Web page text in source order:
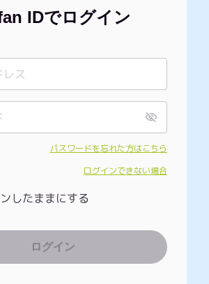
IDでログイン
パスワードを忘れた方はこちら
ログインできない場合
したままにする